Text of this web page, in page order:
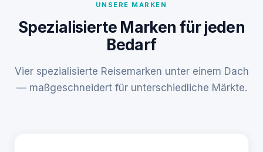
UNSERE MARKEN
Spezialisierte Marken für jeden
Bedarf
Vier spezialisierte Reisemarken unter einem Dach
— maßgeschneidert für unterschiedliche Märkte.